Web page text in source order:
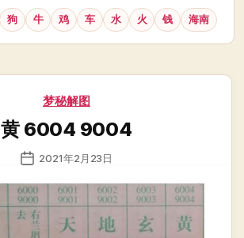
狗 牛 鸡 车 水 火 钱 海南
分
梦秘解图
黄 6004 9004
发
日
期
2021年2月23日